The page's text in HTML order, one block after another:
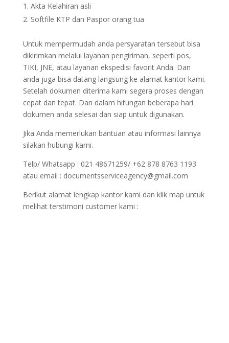
Akta Kelahiran asli
Softfile KTP dan Paspor orang tua
Untuk mempermudah anda persyaratan tersebut bisa
dikirimkan melalui layanan pengiriman, seperti pos,
TIKI, JNE, atau layanan ekspedisi favorit Anda. Dan
anda juga bisa datang langsung ke alamat kantor kami.
Setelah dokumen diterima kami segera proses dengan
cepat dan tepat. Dan dalam hitungan beberapa hari
dokumen anda selesai dan siap untuk digunakan.
Jika Anda memerlukan bantuan atau informasi lainnya
silakan hubungi kami.
Telp/ Whatsapp : 021 48671259/ +62 878 8763 1193
atau email : documentsserviceagency@gmail.com
Berikut alamat lengkap kantor kami dan klik map untuk
melihat terstimoni customer kami :